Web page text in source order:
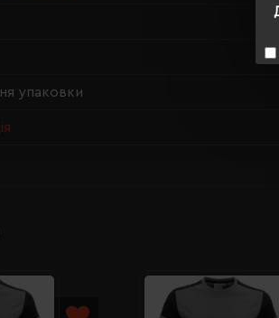
упаковки